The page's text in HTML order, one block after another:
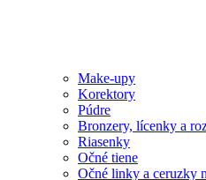
Make-upy
Korektory
Púdre
Bronzery, lícenky a
Riasenky
Očné tiene
Očné linky a ceruzky